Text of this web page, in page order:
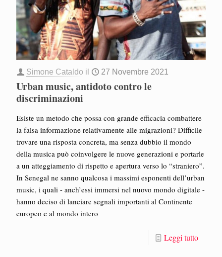
Simone Cataldo il 27 Novembre 2021
Urban music, antidoto contro le
discriminazioni
Esiste un metodo che possa con grande efficacia combattere
la falsa informazione relativamente alle migrazioni? Difficile
trovare una risposta concreta, ma senza dubbio il mondo
della musica può coinvolgere le nuove generazioni e portarle
a un atteggiamento di rispetto e apertura verso lo “straniero”.
In Senegal ne sanno qualcosa i massimi esponenti dell’urban
music, i quali - anch’essi immersi nel nuovo mondo digitale -
hanno deciso di lanciare segnali importanti al Continente
europeo e al mondo intero
Leggi tutto